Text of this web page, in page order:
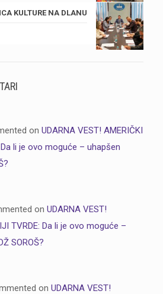
KULTURE NA DLANU
on UDARNA VEST! AMERIČKI
Da li je ovo moguće – uhapšen
on UDARNA VEST!
TVRDE: Da li je ovo moguće –
SOROŠ?
on UDARNA VEST!